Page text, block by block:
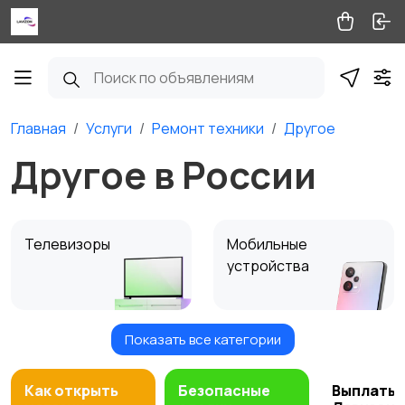
Главная Услуги Ремонт техники Другое
Другое в России
Телевизоры
Мобильные
устройства
Стиральные,
сушильные машины
Посудомоечные
машины
Показать все категории
Как открыть
Безопасные
Выплаты